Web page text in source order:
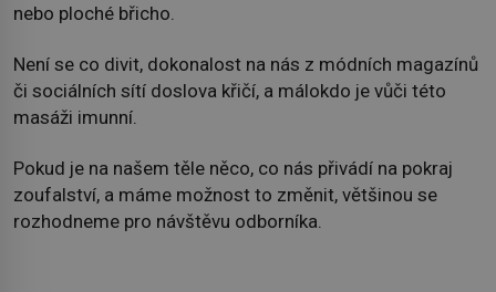
nebo ploché břicho.
Není se co divit, dokonalost na nás z módních magazínů
či sociálních sítí doslova křičí, a málokdo je vůči této
masáži imunní.
Pokud je na našem těle něco, co nás přivádí na pokraj
zoufalství, a máme možnost to změnit, většinou se
rozhodneme pro návštěvu odborníka.